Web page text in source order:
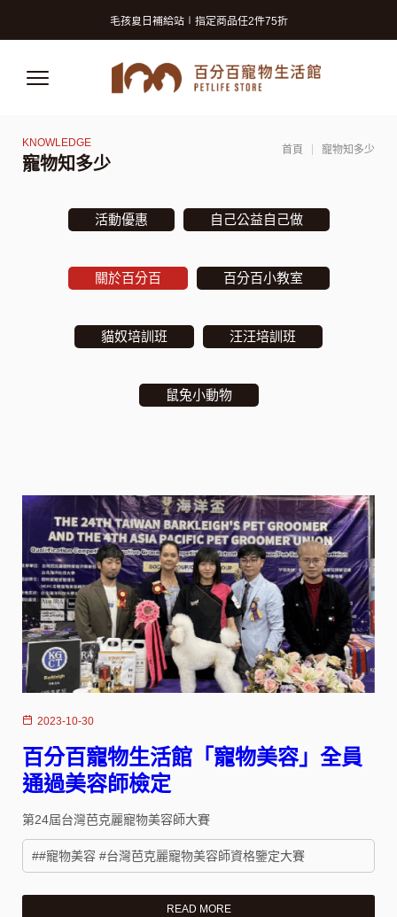
寵物知多少
首頁 寵物知多少
活動優惠 自己公益自己做
關於百分百 百分百小教室
貓奴培訓班 汪汪培訓班
鼠兔小動物
2023-10-30
百分百寵物生活館「寵物美容」全員
通過美容師檢定
第24屆台灣芭克麗寵物美容師大賽
##寵物美容 #台灣芭克麗寵物美容師資格鑒定大賽
READ MORE
毛孩夏日補給站∣指定商品任2件75折
獸醫師推薦的寵物保險! 守護毛孩再升級!